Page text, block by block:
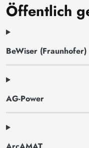
Öffentlich
BeWiser (Fraunhofer)
AG-Power